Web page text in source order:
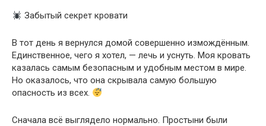
Забытый секрет кровати
В тот день я вернулся домой совершенно измождённым.
Единственное, чего я хотел, — лечь и уснуть. Моя кровать
казалась самым безопасным и удобным местом в мире.
Но оказалось, что она скрывала самую большую
опасность из всех.
Сначала всё выглядело нормально. Простыни были